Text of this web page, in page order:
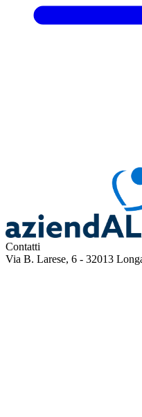
Contatti
Via B. Larese, 6 - 32013